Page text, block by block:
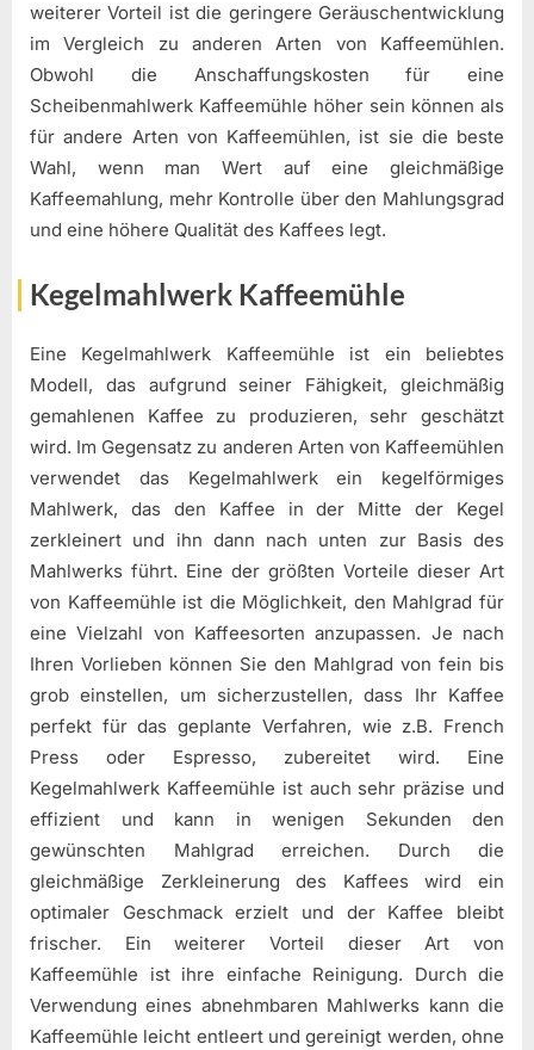
weiterer Vorteil ist die geringere Geräuschentwicklung
im Vergleich zu anderen Arten von Kaffeemühlen.
Obwohl die Anschaffungskosten für eine
Scheibenmahlwerk Kaffeemühle höher sein können als
für andere Arten von Kaffeemühlen, ist sie die beste
Wahl, wenn man Wert auf eine gleichmäßige
Kaffeemahlung, mehr Kontrolle über den Mahlungsgrad
und eine höhere Qualität des Kaffees legt.
Kegelmahlwerk Kaffeemühle
Eine Kegelmahlwerk Kaffeemühle ist ein beliebtes
Modell, das aufgrund seiner Fähigkeit, gleichmäßig
gemahlenen Kaffee zu produzieren, sehr geschätzt
wird. Im Gegensatz zu anderen Arten von Kaffeemühlen
verwendet das Kegelmahlwerk ein kegelförmiges
Mahlwerk, das den Kaffee in der Mitte der Kegel
zerkleinert und ihn dann nach unten zur Basis des
Mahlwerks führt. Eine der größten Vorteile dieser Art
von Kaffeemühle ist die Möglichkeit, den Mahlgrad für
eine Vielzahl von Kaffeesorten anzupassen. Je nach
Ihren Vorlieben können Sie den Mahlgrad von fein bis
grob einstellen, um sicherzustellen, dass Ihr Kaffee
perfekt für das geplante Verfahren, wie z.B. French
Press oder Espresso, zubereitet wird. Eine
Kegelmahlwerk Kaffeemühle ist auch sehr präzise und
effizient und kann in wenigen Sekunden den
gewünschten Mahlgrad erreichen. Durch die
gleichmäßige Zerkleinerung des Kaffees wird ein
optimaler Geschmack erzielt und der Kaffee bleibt
frischer. Ein weiterer Vorteil dieser Art von
Kaffeemühle ist ihre einfache Reinigung. Durch die
Verwendung eines abnehmbaren Mahlwerks kann die
Kaffeemühle leicht entleert und gereinigt werden, ohne